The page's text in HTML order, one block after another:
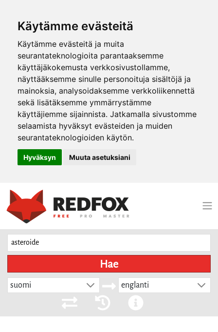
Käytämme evästeitä
Käytämme evästeitä ja muita
seurantateknologioita parantaaksemme
käyttäjäkokemusta verkkosivustollamme,
näyttääksemme sinulle personoituja sisältöjä ja
mainoksia, analysoidaksemme verkkoliikennettä
sekä lisätäksemme ymmärrystämme
käyttäjiemme sijainnista. Jatkamalla sivustomme
selaamista hyväksyt evästeiden ja muiden
seurantateknologioiden käytön.
Hyväksyn Muuta asetuksiani
Hae
suomi englanti